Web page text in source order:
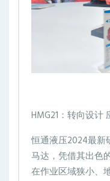
HMG21：转向设计
恒通液压2024最新
马达，凭借其出色
在作业区域狭小、